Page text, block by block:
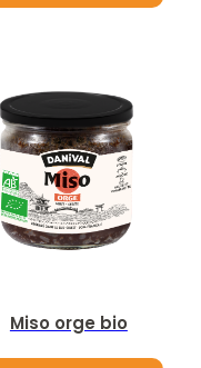
Miso orge bio